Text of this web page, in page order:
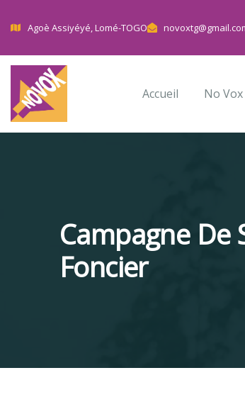
Agoè Assiyéyé, Lomé-TOGO
Accueil No
Campagne De
Foncier